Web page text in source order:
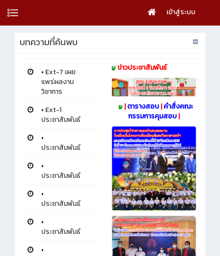
เข้าสู่ระบบ
บทความที่ค้นพบ
• Ext-7 เผย
แพร่ผลงาน
วิชาการ
• Ext-1
ประชาสัมพันธ์
•
ประชาสัมพันธ์
•
ประชาสัมพันธ์
•
ประชาสัมพันธ์
•
ประชาสัมพันธ์
•
ข่าวประชาสัมพันธ์
|ตารางสอบ|คำสั่งคณะ
กรรมการคุมสอบ|